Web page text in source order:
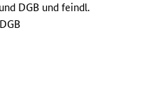
DGB und feindl.